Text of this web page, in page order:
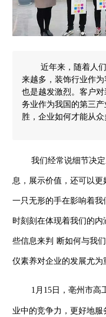
近年来，随着人们
来越多，装饰行业作
也是越发激烈。客户
务业作为我国的第三
胜，企业如何才能从
我们经常说细节决定
息，展示价值，还可以
一只无形的手在影响着
时刻刻在体现着我们的
些信息来判 断如何与我
仪素养对企业的发展尤为
1月15日，亳州市高
业中的竞争力，更好地服